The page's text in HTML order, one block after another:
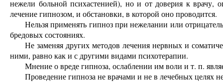
нежели больной психастенией), но и от доверия к врачу,
лечение гипнозом, и обстановки, в которой оно проводится.
Нельзя применять гипноз при нежелании или
бредовых состояниях.
Не заменяя других методов лечения нервных и
ними, равно как и с другими видами психотерапии.
Мнение о вреде гипноза, ослаблении им воли и т. п.
Проведение гипноза не врачами и не в лечебных целях